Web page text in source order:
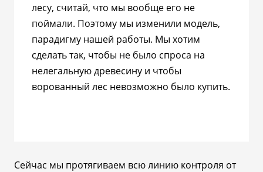
лесу, считай, что мы вообще его не
поймали. Поэтому мы изменили модель,
парадигму нашей работы. Мы хотим
сделать так, чтобы не было спроса на
нелегальную древесину и чтобы
ворованный лес невозможно было купить.
Сейчас мы протягиваем всю линию контроля от